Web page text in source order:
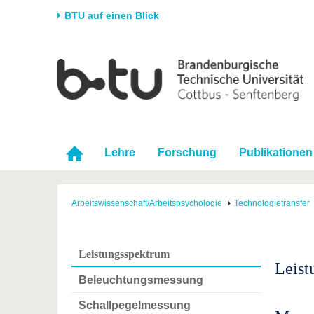
BTU auf einen Blick
Universität
Karriere & Engagement
Partnerschaften &
Strukturwandel
Forschung
Förderung
Wissenschaftlicher
Nachwuchs
Im
Lehre Forschung Publikationen
Arbeitswissenschaft/Arbeitspsychologie Technologietransfer
Leistungsspektrum
Beleuchtungsmessung
Schallpegelmessung